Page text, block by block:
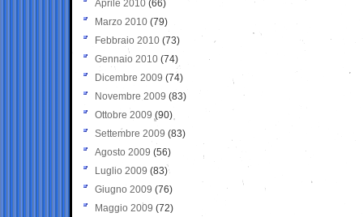
Aprile 2010 (66)
Marzo 2010 (79)
Febbraio 2010 (73)
Gennaio 2010 (74)
Dicembre 2009 (74)
Novembre 2009 (83)
Ottobre 2009 (90)
Settembre 2009 (83)
Agosto 2009 (56)
Luglio 2009 (83)
Giugno 2009 (76)
Maggio 2009 (72)